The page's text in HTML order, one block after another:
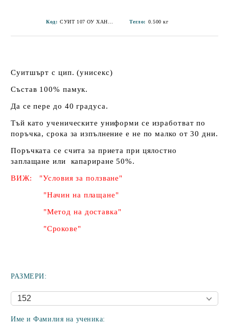
Код: Тегло: 0.500 кг
Суитшърт с цип. (унисекс)
Състав 100% памук.
Да се пере до 40 градуса.
Тъй като ученическите униформи се изработват по
поръчка, срока за изпълнение е не по малко от 30 дни.
Поръчката се счита за приета при цялостно
заплащане или капариране 50%.
ВИЖ: "Условия за ползване"
"Начин на плащане"
"Метод на доставка"
"Срокове"
РАЗМЕРИ:
Име и Фамилия на ученика: